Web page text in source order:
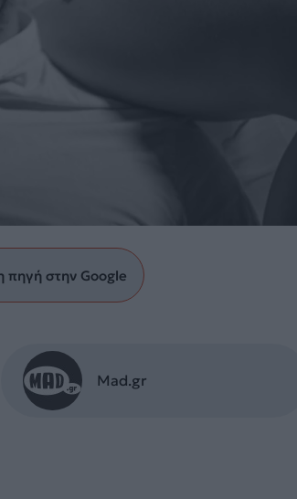
πηγή στην Google
Mad.gr